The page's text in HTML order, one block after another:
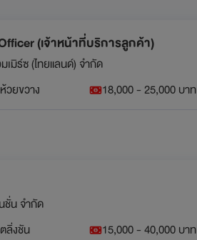
(เจ้าหน้าที่บริการลูกค้า)
เมิร์ซ (ไทยแลนด์) จำกัด
วยขวาง 18,000 - 25,000 บาท
ชั่น จำกัด
ลิ่งชัน 15,000 - 40,000 บาท